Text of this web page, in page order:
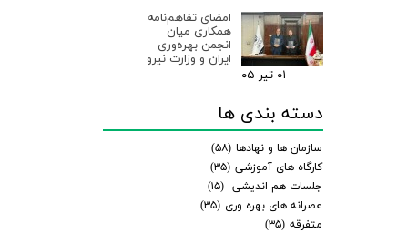
امضای تفاهم‌نامه
همکاری میان
انجمن بهره‌وری
ایران و وزارت نیرو
۰۱ تیر ۰۵
دسته بندی ها
سازمان ها و نهادها (۵۸)
کارگاه های آموزشی (۳۵)
جلسات هم اندیشی (۱۵)
عصرانه های بهره وری (۳۵)
متفرقه (۳۵)